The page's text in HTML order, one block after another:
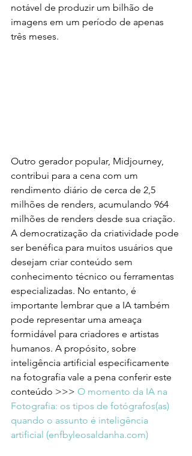
notável de produzir um bilhão de
imagens em um período de apenas
três meses.
Outro gerador popular, Midjourney,
contribui para a cena com um
rendimento diário de cerca de 2,5
milhões de renders, acumulando 964
milhões de renders desde sua criação.
A democratização da criatividade pode
ser benéfica para muitos usuários que
desejam criar conteúdo sem
conhecimento técnico ou ferramentas
especializadas. No entanto, é
importante lembrar que a IA também
pode representar uma ameaça
formidável para criadores e artistas
humanos. A propósito, sobre
inteligência artificial especificamente
na fotografia vale a pena conferir este
conteúdo >>> O momento da IA na
Fotografia: os tipos de fotógrafos(as)
quando o assunto é inteligência
artificial (enfbyleosaldanha.com)